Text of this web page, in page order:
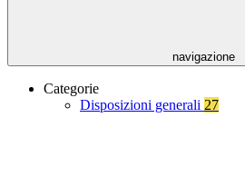
navigazione
Categorie
Disposizioni generali 27